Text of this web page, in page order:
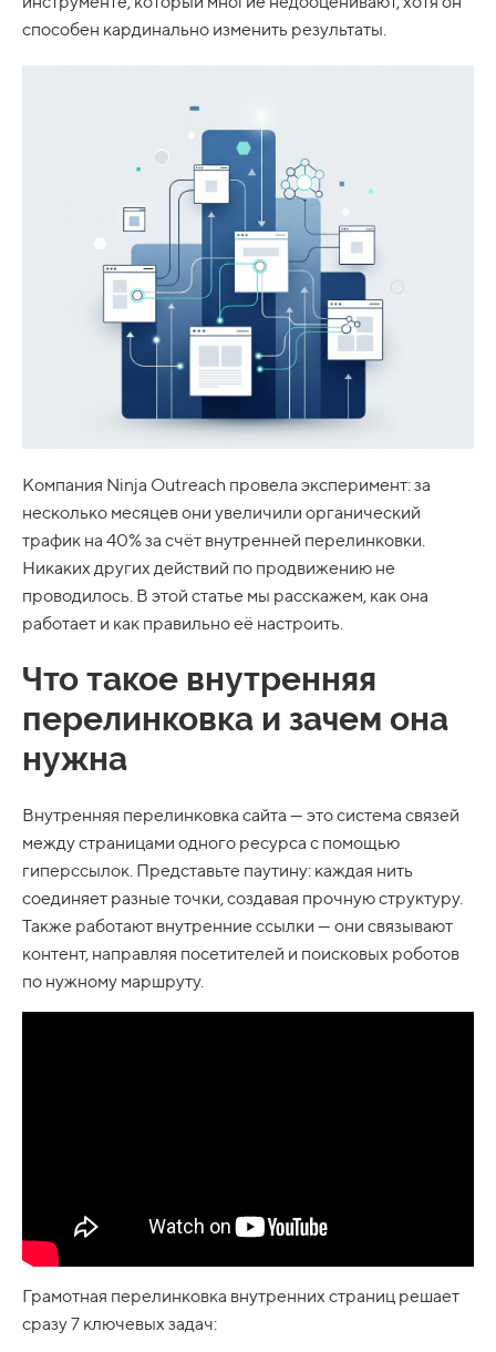
способен кардинально изменить результаты.
Компания Ninja Outreach провела эксперимент: за
несколько месяцев они увеличили органический
трафик на 40% за счёт внутренней перелинковки.
Никаких других действий по продвижению не
проводилось. В этой статье мы расскажем, как она
работает и как правильно её настроить.
Что такое внутренняя
перелинковка и зачем она
нужна
Внутренняя перелинковка сайта — это система связей
между страницами одного ресурса с помощью
гиперссылок. Представьте паутину: каждая нить
соединяет разные точки, создавая прочную структуру.
Также работают внутренние ссылки — они связывают
контент, направляя посетителей и поисковых роботов
по нужному маршруту.
Грамотная перелинковка внутренних страниц решает
сразу 7 ключевых задач: